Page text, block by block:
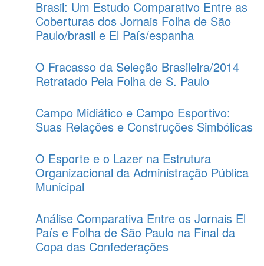
Brasil: Um Estudo Comparativo Entre as
Coberturas dos Jornais Folha de São
Paulo/brasil e El País/espanha
O Fracasso da Seleção Brasileira/2014
Retratado Pela Folha de S. Paulo
Campo Midiático e Campo Esportivo:
Suas Relações e Construções Simbólicas
O Esporte e o Lazer na Estrutura
Organizacional da Administração Pública
Municipal
Análise Comparativa Entre os Jornais El
País e Folha de São Paulo na Final da
Copa das Confederações